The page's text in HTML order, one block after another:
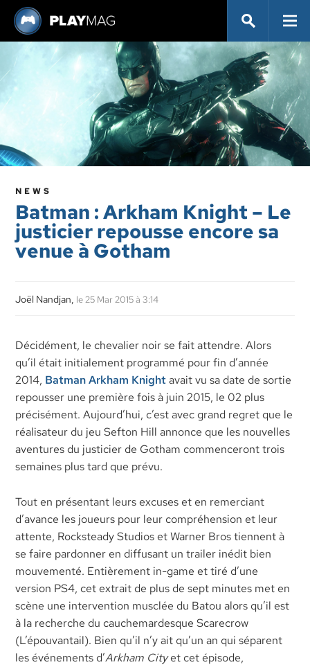
NEWS
Batman : Arkham Knight – Le
justicier repousse encore sa
venue à Gotham
Joël Nandjan, le 25 Mar 2015 à 3:14
Décidément, le chevalier noir se fait attendre. Alors
qu’il était initialement programmé pour fin d’année
2014, Batman Arkham Knightavait vu sa date de sortie
repousser une première fois à juin 2015, le 02 plus
précisément. Aujourd’hui, c’est avec grand regret que le
réalisateur du jeu Sefton Hill annonce que les nouvelles
aventures du justicier de Gotham commenceront trois
semaines plus tard que prévu.
Tout en présentant leurs excuses et en remerciant
d’avance les joueurs pour leur compréhension et leur
attente, Rocksteady Studios et Warner Bros tiennent à
se faire pardonner en diffusant un trailer inédit bien
mouvementé. Entièrement in-game et tiré d’une
version PS4, cet extrait de plus de sept minutes met en
scène une intervention musclée du Batou alors qu’il est
à la recherche du cauchemardesque Scarecrow
(L’épouvantail). Bien qu’il n’y ait qu’un an qui séparent
les événements d’Arkham Cityet cet épisode,